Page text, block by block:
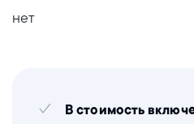
нет
В стоимость